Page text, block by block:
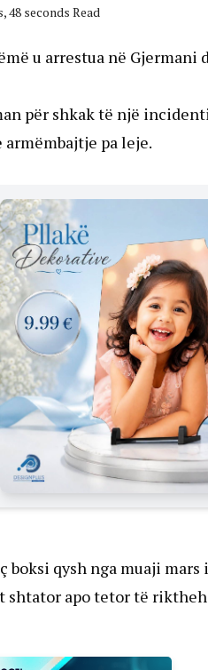
48 seconds Read
u arrestua në
për shkak të një
pa leje.
boksi qysh nga muaji
shtator apo tetor të